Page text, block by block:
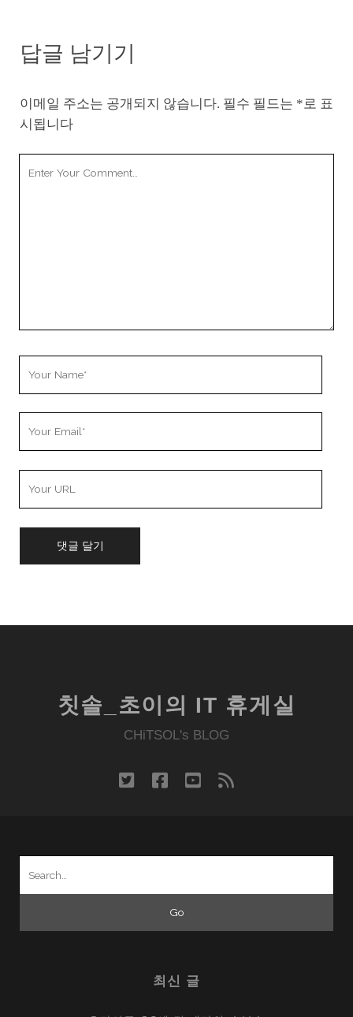
답글 남기기
이메일 주소는 공개되지 않습니다. 필수 필드는 * 로 표
시됩니다
칫솔_초이의 IT 휴게실
CHiTSOL's BLOG
twitterfacebook
youtube
rss
최신 글